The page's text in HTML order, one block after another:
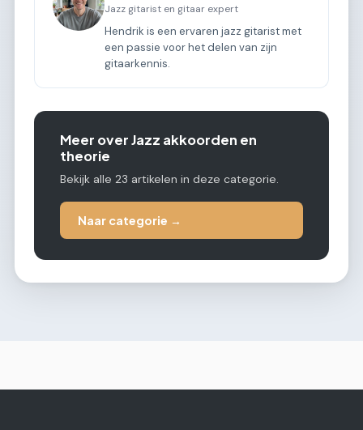
Jazz gitarist en gitaar expert
Hendrik is een ervaren jazz gitarist met
een passie voor het delen van zijn
gitaarkennis.
Meer over Jazz akkoorden en
theorie
Bekijk alle 23 artikelen in deze categorie.
Naar categorie →